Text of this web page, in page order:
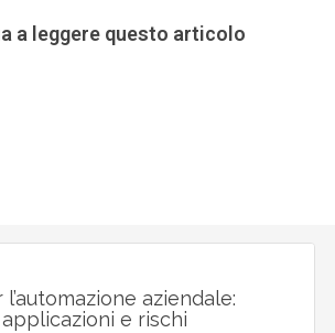
a leggere questo articolo
aziendale:
e rischi